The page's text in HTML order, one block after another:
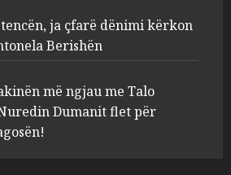
Prokuroria jep pretencën, ja
çfarë dënimi kërkon për
Berishën
MARCH 25, 2025
ja çfarë dënimi kërkon
Berishën
më ngjau me Talo
Dumanit flet për